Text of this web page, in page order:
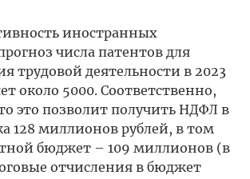
иностранных
числа патентов для
трудовой деятельности в 2023
около 5000. Соответственно,
это позволит получить НДФЛ в
128 миллионов рублей, в том
бюджет – 109 миллионов (в
отчисления в бюджет